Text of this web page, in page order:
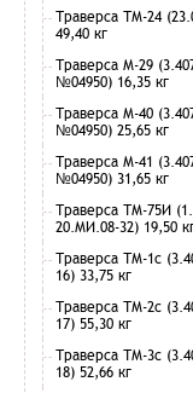
Траверса ТМ-24
49,40 кг
Траверса М-29
№04950) 16,35 кг
Траверса М-40
№04950) 25,65 кг
Траверса М-41
№04950) 31,65 кг
Траверса ТМ-75И
20.МИ.08-32) 19,50
Траверса ТМ-1с
16) 33,75 кг
Траверса ТМ-2с
17) 55,30 кг
Траверса ТМ-3с
18) 52,66 кг